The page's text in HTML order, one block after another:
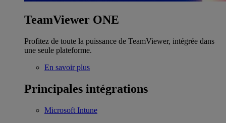
TeamViewer ONE
Profitez de toute la puissance de TeamViewer, intégrée dans
une seule plateforme.
En savoir plus
Principales intégrations
Microsoft Intune